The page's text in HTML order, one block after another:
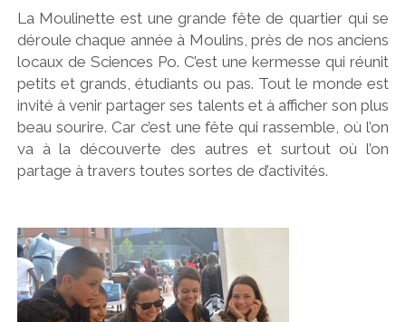
La Moulinette est une grande fête de quartier qui se
déroule chaque année à Moulins, près de nos anciens
locaux de Sciences Po. C’est une kermesse qui réunit
petits et grands, étudiants ou pas. Tout le monde est
invité à venir partager ses talents et à afficher son plus
beau sourire. Car c’est une fête qui rassemble, où l’on
va à la découverte des autres et surtout où l’on
partage à travers toutes sortes de d’activités.